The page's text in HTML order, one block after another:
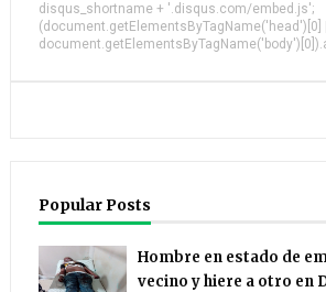
disqus_shortname + '.disqus.com/embed.js';
(document.getElementsByTagName('head')[0] ||
Popular Posts
Hombre en estado de
vecino y hiere a otro en